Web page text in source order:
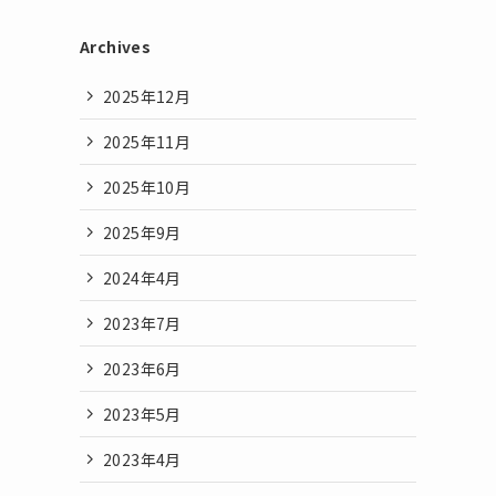
Archives
2025年12月
2025年11月
2025年10月
2025年9月
2024年4月
2023年7月
2023年6月
2023年5月
2023年4月